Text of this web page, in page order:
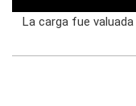
La carga fue